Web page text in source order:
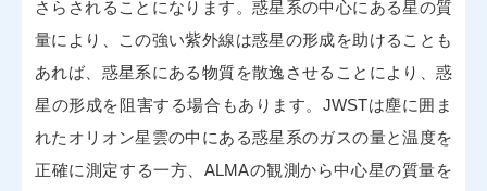
さらされることになります。惑星系の中心にある星の質
量により、この強い紫外線は惑星の形成を助けることも
あれば、惑星系にある物質を散逸させることにより、惑
星の形成を阻害する場合もあります。JWSTは塵に囲ま
れたオリオン星雲の中にある惑星系のガスの量と温度を
正確に測定する一方、ALMAの観測から中心星の質量を